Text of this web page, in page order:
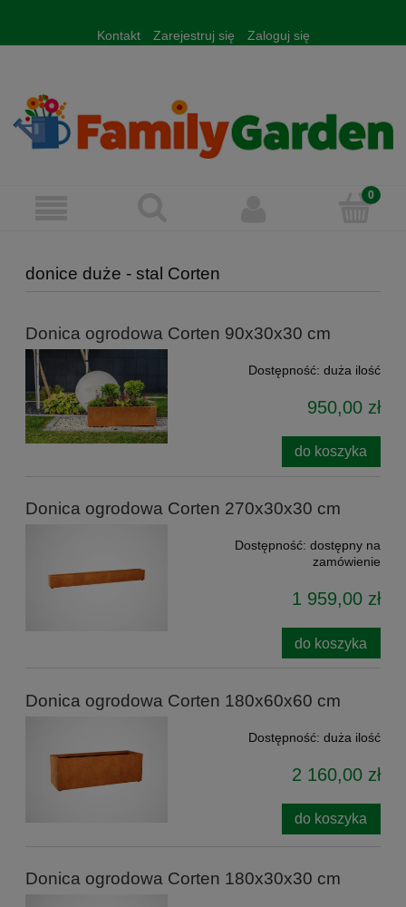
Kontakt Zarejestruj się Zaloguj się
donice duże - stal Corten
Donica ogrodowa Corten 90x30x30 cm
Dostępność: duża ilość
950,00 zł
do koszyka
Donica ogrodowa Corten 270x30x30 cm
Dostępność: dostępny na
zamówienie
1 959,00 zł
do koszyka
Donica ogrodowa Corten 180x60x60 cm
Dostępność: duża ilość
2 160,00 zł
do koszyka
Donica ogrodowa Corten 180x30x30 cm